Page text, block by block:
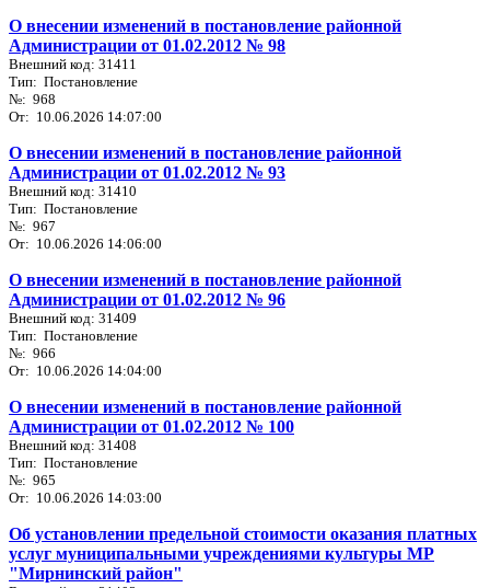
О внесении изменений в постановление районной
Администрации от 01.02.2012 № 98
Внешний код: 31411
Тип: Постановление
№: 968
От: 10.06.2026 14:07:00
О внесении изменений в постановление районной
Администрации от 01.02.2012 № 93
Внешний код: 31410
Тип: Постановление
№: 967
От: 10.06.2026 14:06:00
О внесении изменений в постановление районной
Администрации от 01.02.2012 № 96
Внешний код: 31409
Тип: Постановление
№: 966
От: 10.06.2026 14:04:00
О внесении изменений в постановление районной
Администрации от 01.02.2012 № 100
Внешний код: 31408
Тип: Постановление
№: 965
От: 10.06.2026 14:03:00
Об установлении предельной стоимости оказания платных
услуг муниципальными учреждениями культуры МР
"Мирнинский район"